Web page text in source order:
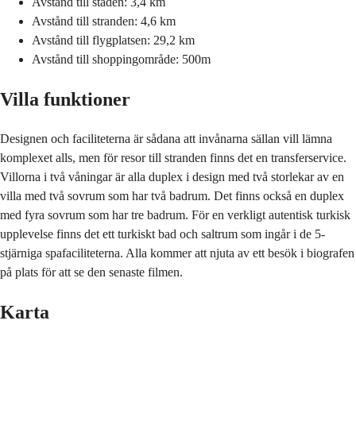
Avstånd till stranden: 4,6 km
Avstånd till flygplatsen: 29,2 km
Avstånd till shoppingområde: 500m
Villa funktioner
Designen och faciliteterna är sådana att invånarna sällan vill lämna
komplexet alls, men för resor till stranden finns det en transferservice.
Villorna i två våningar är alla duplex i design med två storlekar av en
villa med två sovrum som har två badrum. Det finns också en duplex
med fyra sovrum som har tre badrum. För en verkligt autentisk turkisk
upplevelse finns det ett turkiskt bad och saltrum som ingår i de 5-
stjärniga spafaciliteterna. Alla kommer att njuta av ett besök i biografen
på plats för att se den senaste filmen.
Karta